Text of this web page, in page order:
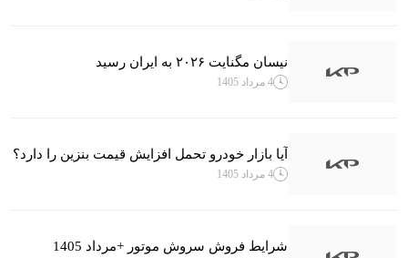
نیسان مگنایت ۲۰۲۶ به ایران رسید
4 مرداد 1405
آیا بازار خودرو تحمل افزایش قیمت بنزین را دارد؟
4 مرداد 1405
شرایط فروش سروش موتور +مرداد 1405